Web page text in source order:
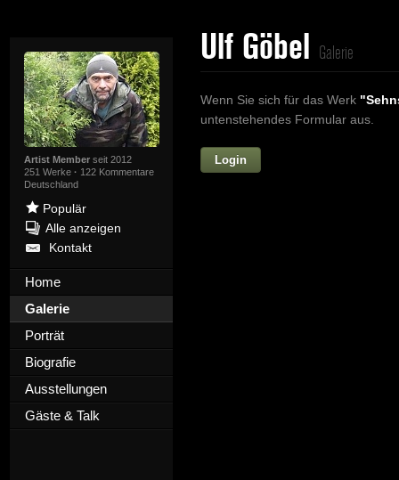
Artist Memberseit 2012
251 Werke · 122 Kommentare
Deutschland
Populär
Alle anzeigen
Kontakt
Home
Galerie
Porträt
Biografie
Ausstellungen
Gäste & Talk
Ulf Göbel Galerie
Wenn Sie sich für das Werk
untenstehendes Formular aus.
Login